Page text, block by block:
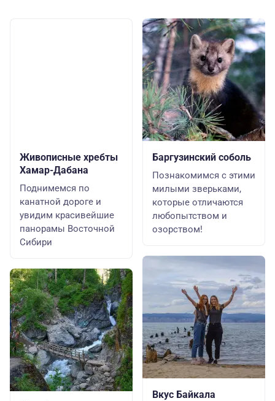
Живописные хребты
Хамар-Дабана
Поднимемся по
канатной дороге и
увидим красивейшие
панорамы Восточной
Сибири
Баргузинский соболь
Познакомимся с этими
милыми зверьками,
которые отличаются
любопытством и
озорством!
Вкус Байкала